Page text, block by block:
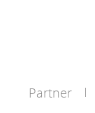
Partner